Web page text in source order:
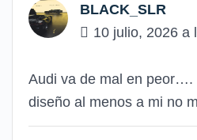
BLACK_SLR
10 julio, 2026 a
Audi va de mal en peor….
diseño al menos a mi no